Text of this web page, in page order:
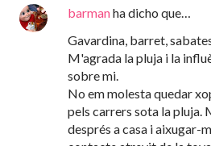
barmanha dicho que…
Gavardina, barret,
M'agrada la pluja i la
sobre mi.
No em molesta quedar
pels carrers sota la pluja.
després a casa i aixugar-